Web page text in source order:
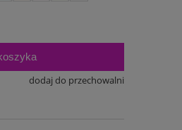
dodaj do przechowalni